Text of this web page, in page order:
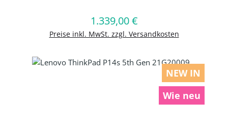
Regulärer Preis:
1.339,00 €
Preise inkl. MwSt. zzgl. Versandkosten
In den Warenkorb
NEW IN
Wie neu